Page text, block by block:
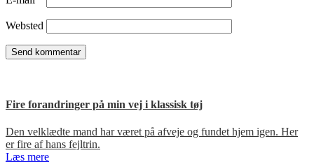
Websted
Fire forandringer på min vej i klassisk tøj
Den velklædte mand har været på afveje og fundet hjem igen. Her
er fire af hans fejltrin.
Læs mere